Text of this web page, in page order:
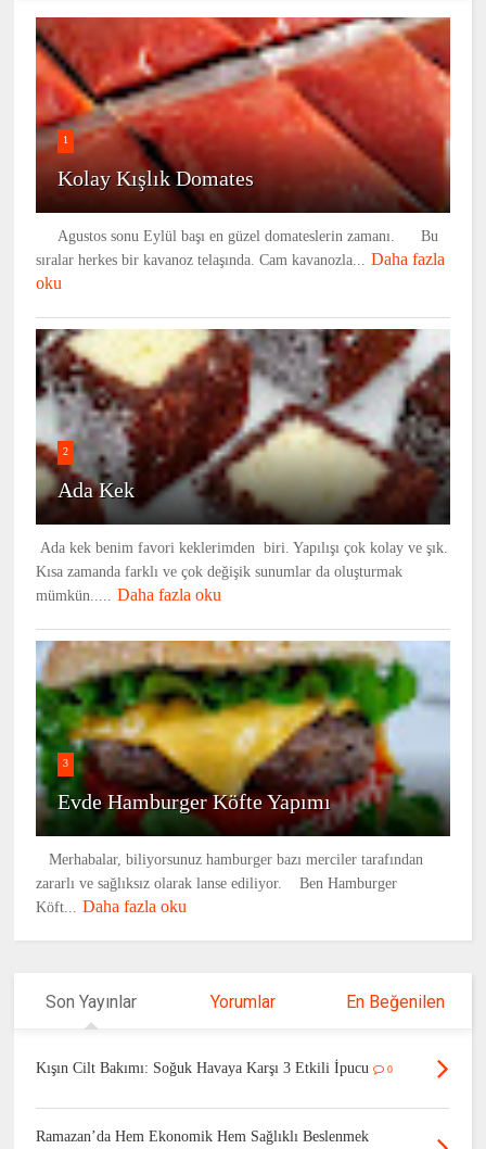
1
Kolay Kışlık Domates
Agustos sonu Eylül başı en güzel domateslerin zamanı. Bu
sıralar herkes bir kavanoz telaşında. Cam kavanozla... Daha fazla
oku
2
Ada Kek
Ada kek benim favori keklerimden biri. Yapılışı çok kolay ve şık.
Kısa zamanda farklı ve çok değişik sunumlar da oluşturmak
mümkün..... Daha fazla oku
3
Evde Hamburger Köfte Yapımı
Merhabalar, biliyorsunuz hamburger bazı merciler tarafından
zararlı ve sağlıksız olarak lanse ediliyor. Ben Hamburger
Köft... Daha fazla oku
Son Yayınlar Yorumlar En Beğenilen
Kışın Cilt Bakımı: Soğuk Havaya Karşı 3 Etkili İpucu 0
Ramazan’da Hem Ekonomik Hem Sağlıklı Beslenmek